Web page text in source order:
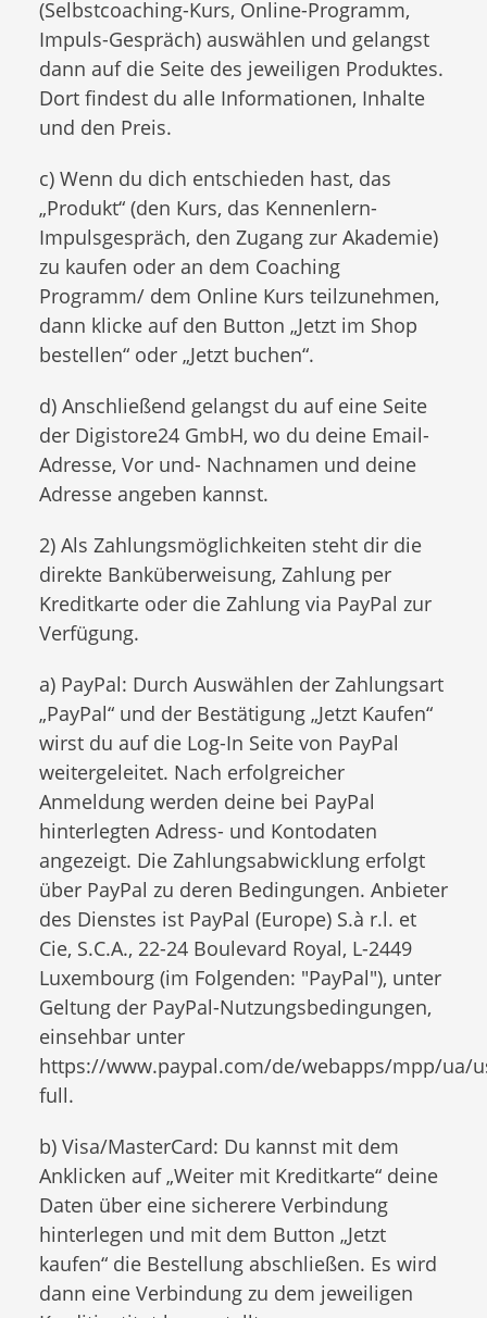
(Selbstcoaching-Kurs, Online-Programm,
Impuls-Gespräch) auswählen und gelangst
dann auf die Seite des jeweiligen Produktes.
Dort findest du alle Informationen, Inhalte
und den Preis.
c) Wenn du dich entschieden hast, das
„Produkt“ (den Kurs, das Kennenlern-
Impulsgespräch, den Zugang zur Akademie)
zu kaufen oder an dem Coaching
Programm/ dem Online Kurs teilzunehmen,
dann klicke auf den Button „Jetzt im Shop
bestellen“ oder „Jetzt buchen“.
d) Anschließend gelangst du auf eine Seite
der Digistore24 GmbH, wo du deine Email-
Adresse, Vor und- Nachnamen und deine
Adresse angeben kannst.
2) Als Zahlungsmöglichkeiten steht dir die
direkte Banküberweisung, Zahlung per
Kreditkarte oder die Zahlung via PayPal zur
Verfügung.
a) PayPal: Durch Auswählen der Zahlungsart
„PayPal“ und der Bestätigung „Jetzt Kaufen“
wirst du auf die Log-In Seite von PayPal
weitergeleitet. Nach erfolgreicher
Anmeldung werden deine bei PayPal
hinterlegten Adress- und Kontodaten
angezeigt. Die Zahlungsabwicklung erfolgt
über PayPal zu deren Bedingungen. Anbieter
des Dienstes ist PayPal (Europe) S.à r.l. et
Cie, S.C.A., 22-24 Boulevard Royal, L-2449
Luxembourg (im Folgenden: "PayPal"), unter
Geltung der PayPal-Nutzungsbedingungen,
einsehbar unter
https://www.paypal.com/de/webapps/mpp/ua/
full.
b) Visa/MasterCard: Du kannst mit dem
Anklicken auf „Weiter mit Kreditkarte“ deine
Daten über eine sicherere Verbindung
hinterlegen und mit dem Button „Jetzt
kaufen“ die Bestellung abschließen. Es wird
dann eine Verbindung zu dem jeweiligen